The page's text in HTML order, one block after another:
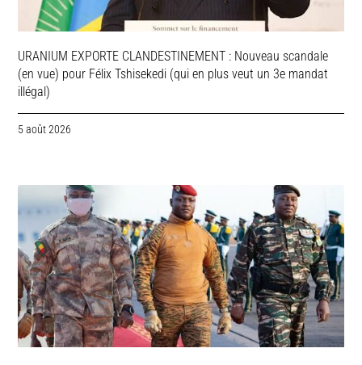
URANIUM EXPORTE CLANDESTINEMENT : Nouveau scandale
(en vue) pour Félix Tshisekedi (qui en plus veut un 3e mandat
illégal)
5 août 2026